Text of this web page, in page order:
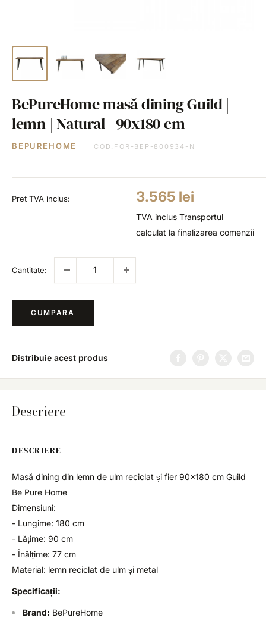
BePureHome masă dining Guild |
lemn | Natural | 90x180 cm
BEPUREHOME COD: FOR-BEP-800934-N
Pret TVA inclus:
Pret
redus
3.565 lei
TVA inclus Transportul
calculat la finalizarea comenzii
Cantitate:
CUMPARA
Distribuie acest produs
Descriere
DESCRIERE
Masă dining din lemn de ulm reciclat și fier 90x180 cm Guild
Be Pure Home
Dimensiuni:
- Lungime: 180 cm
- Lățime: 90 cm
- Înălțime: 77 cm
Material: lemn reciclat de ulm și metal
Specificații:
Brand: BePureHome